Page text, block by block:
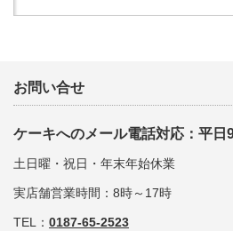
お問い合せ
ケーキへのメール電話対応：平日
土日曜・祝日・年末年始休業
実店舗営業時間：8時～17時
TEL： 0187-65-2523